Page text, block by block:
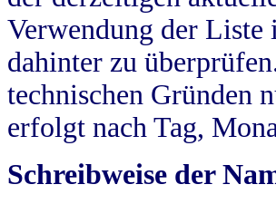
Verwendung der
dahinter zu
technischen Gründen
erfolgt nach Tag,
Schreibweise der